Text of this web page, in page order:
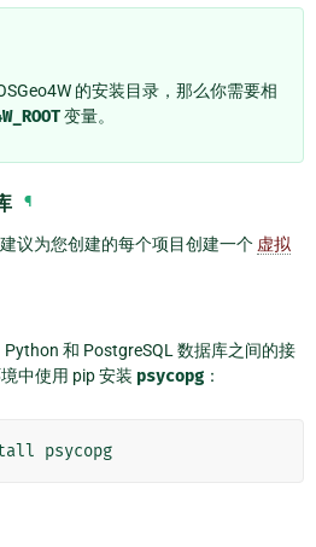
的安装目录，那么你需要相
变量。
¶
议为您创建的每个项目创建一个 虚拟
和 PostgreSQL 数据库之间的接
中使用 pip 安装 psycopg ：